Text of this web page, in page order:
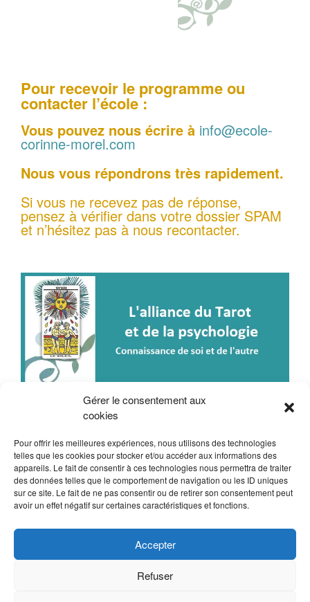
Gérer le consentement aux
cookies
Pour offrir les meilleures expériences, nous utilisons des technologies
telles que les cookies pour stocker et/ou accéder aux informations des
appareils. Le fait de consentir à ces technologies nous permettra de traiter
des données telles que le comportement de navigation ou les ID uniques
sur ce site. Le fait de ne pas consentir ou de retirer son consentement peut
avoir un effet négatif sur certaines caractéristiques et fonctions.
Accepter
Refuser
Pour recevoir le programme ou
contacter l’école :
Vous pouvez nous écrire à info@ecole-
corinne-morel.com
Nous vous répondrons très rapidement.
Si vous ne recevez pas de réponse,
pensez à vérifier dans votre dossier SPAM
et n’hésitez pas à nous recontacter.
Mentions légales
Vogue